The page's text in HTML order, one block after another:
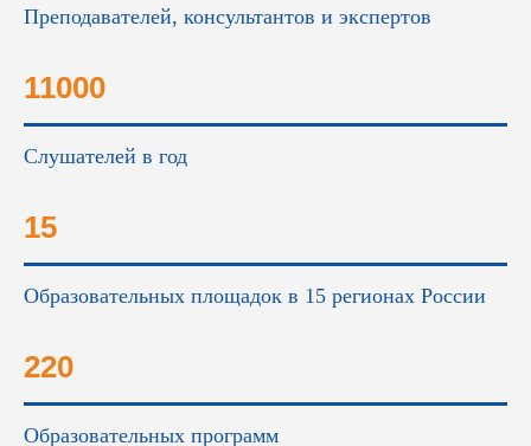
Преподавателей, консультантов и экспертов
11000
Слушателей в год
15
Образовательных площадок в 15 регионах России
220
Образовательных программ